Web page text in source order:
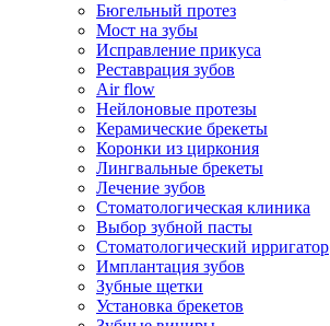
Бюгельный протез
Мост на зубы
Исправление прикуса
Реставрация зубов
Air flow
Нейлоновые протезы
Керамические брекеты
Коронки из циркония
Лингвальные брекеты
Лечение зубов
Стоматологическая клиника
Выбор зубной пасты
Стоматологический ирригатор
Имплантация зубов
Зубные щетки
Установка брекетов